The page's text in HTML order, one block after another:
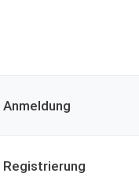
Anmeldung
Registrierung